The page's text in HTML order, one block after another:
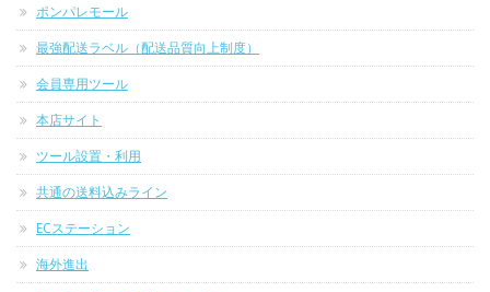
ポンパレモール
最強配送ラベル（配送品質向上制度）
会員専用ツール
本店サイト
ツール設置・利用
共通の送料込みライン
ECステーション
海外進出